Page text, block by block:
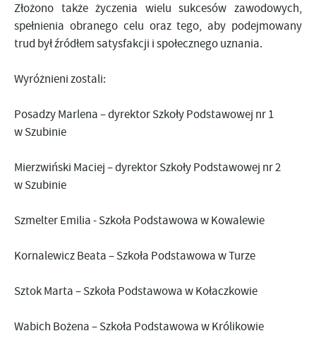
Złożono także życzenia wielu sukcesów zawodowych,
spełnienia obranego celu oraz tego, aby podejmowany
trud był źródłem satysfakcji i społecznego uznania.
Wyróżnieni zostali:
Posadzy Marlena – dyrektor Szkoły Podstawowej nr 1
w Szubinie
Mierzwiński Maciej – dyrektor Szkoły Podstawowej nr 2
w Szubinie
Szmelter Emilia - Szkoła Podstawowa w Kowalewie
Kornalewicz Beata – Szkoła Podstawowa w Turze
Sztok Marta – Szkoła Podstawowa w Kołaczkowie
Wabich Bożena – Szkoła Podstawowa w Królikowie